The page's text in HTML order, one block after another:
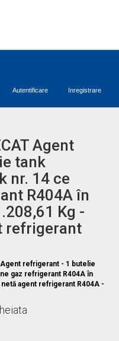
Autentificare Inregistrare
Agent
tank
nr. 14 ce
R404A în
Kg -
refrigerant
Agent refrigerant - 1 butelie
gaz refrigerant R404A în
agent refrigerant R404A -